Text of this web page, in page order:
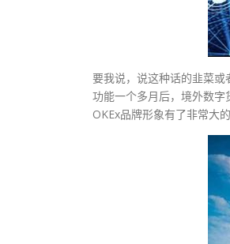
要我说，说这种话的韭菜
功能一个多月后，境外数字
OKEx品牌形象有了非常大